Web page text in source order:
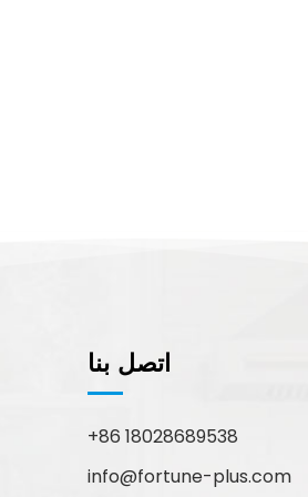
اتصل بنا
+86 18028689538
info@fortune-plus.com